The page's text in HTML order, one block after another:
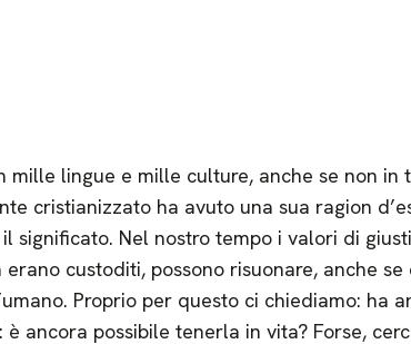
mille lingue e mille culture, anche se non in
cristianizzato ha avuto una sua ragion
significato. Nel nostro tempo i valori di
custoditi, possono risuonare, anche se
Proprio per questo ci chiediamo: ha
ancora possibile tenerla in vita? Forse,